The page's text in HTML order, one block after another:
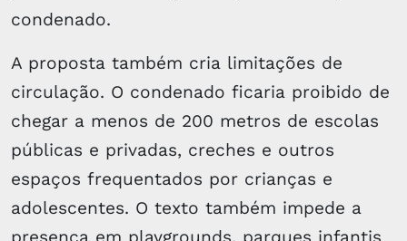
condenado.
A proposta também cria limitações de
circulação. O condenado ficaria proibido de
chegar a menos de 200 metros de escolas
públicas e privadas, creches e outros
espaços frequentados por crianças e
adolescentes. O texto também impede a